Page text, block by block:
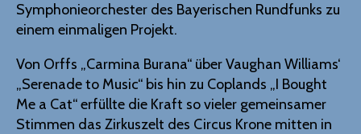
Symphonieorchester des Bayerischen Rundfunks zu
einem einmaligen Projekt.
Von Orffs „Carmina Burana“ über Vaughan Williams‘
„Serenade to Music“ bis hin zu Coplands „I Bought
Me a Cat“ erfüllte die Kraft so vieler gemeinsamer
Stimmen das Zirkuszelt des Circus Krone mitten in